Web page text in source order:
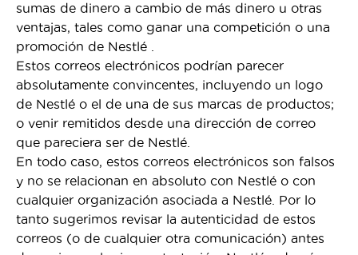
sumas de dinero a cambio de más dinero u otras
ventajas, tales como ganar una competición o una
promoción de Nestlé .
Estos correos electrónicos podrían parecer
absolutamente convincentes, incluyendo un logo
de Nestlé o el de una de sus marcas de productos;
o venir remitidos desde una dirección de correo
que pareciera ser de Nestlé.
En todo caso, estos correos electrónicos son falsos
y no se relacionan en absoluto con Nestlé o con
cualquier organización asociada a Nestlé. Por lo
tanto sugerimos revisar la autenticidad de estos
correos (o de cualquier otra comunicación) antes